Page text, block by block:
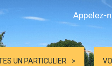
Appelez-
UN PARTICULIER